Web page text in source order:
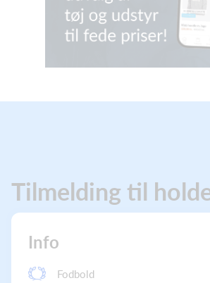
Tilmelding til
Info
Fodbold